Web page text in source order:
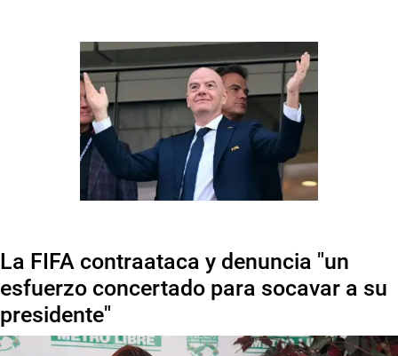
La FIFA contraataca y denuncia "un
esfuerzo concertado para socavar a su
presidente"